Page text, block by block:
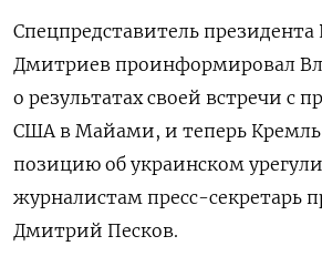
Спецпредставитель
Дмитриев проинформировал
о результатах своей ⁠встречи с
США в Майами, и теперь
позицию об украинском
журналистам пресс-секретарь
⁠Дмитрий Песков.